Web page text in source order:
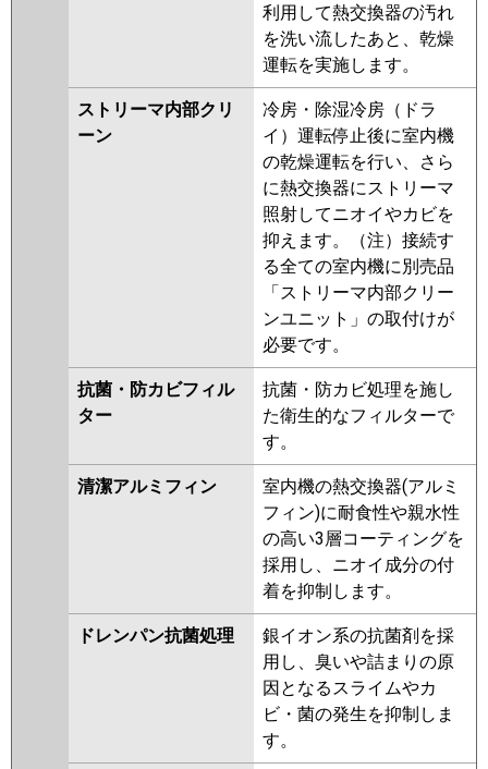
利用して熱交換器の汚れ
を洗い流したあと、乾燥
運転を実施します。
ストリーマ内部クリ
ーン
冷房・除湿冷房（ドラ
イ）運転停止後に室内機
の乾燥運転を行い、さら
に熱交換器にストリーマ
照射してニオイやカビを
抑えます。（注）接続す
る全ての室内機に別売品
「ストリーマ内部クリー
ンユニット」の取付けが
必要です。
抗菌・防カビフィル
ター
抗菌・防カビ処理を施し
た衛生的なフィルターで
す。
清潔アルミフィン
室内機の熱交換器(アルミ
フィン)に耐食性や親水性
の高い3層コーティングを
採用し、ニオイ成分の付
着を抑制します。
ドレンパン抗菌処理
銀イオン系の抗菌剤を採
用し、臭いや詰まりの原
因となるスライムやカ
ビ・菌の発生を抑制しま
す。